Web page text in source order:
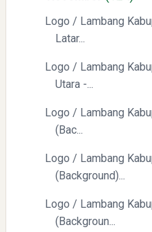
Yaqut Cholil Qoumas: Kisah
Mengenal Dampak
(BTC) dan Ekonomi Global
Logo / Lambang
Latar...
Logo / Lambang
Utara -...
Logo / Lambang
(Bac...
Logo / Lambang
(Background)...
Logo / Lambang
(Backgroun...